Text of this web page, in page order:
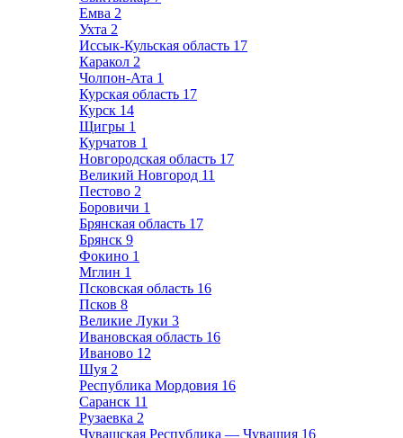
Емва 2
Ухта 2
Иссык-Кульская область 17
Каракол 2
Чолпон-Ата 1
Курская область 17
Курск 14
Щигры 1
Курчатов 1
Новгородская область 17
Великий Новгород 11
Пестово 2
Боровичи 1
Брянская область 17
Брянск 9
Фокино 1
Мглин 1
Псковская область 16
Псков 8
Великие Луки 3
Ивановская область 16
Иваново 12
Шуя 2
Республика Мордовия 16
Саранск 11
Рузаевка 2
Чувашская Республика — Чувашия 16